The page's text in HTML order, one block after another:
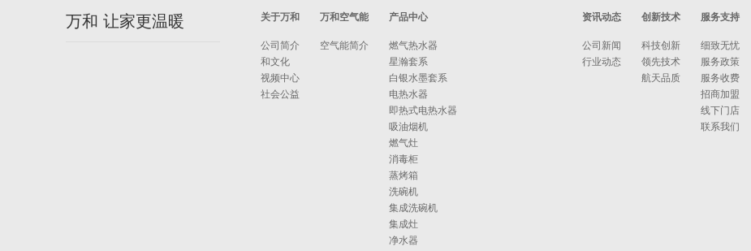
万和 让家更温暖 关于万和
公司简介
和文化
视频中心
社会公益
万和空气能
空气能简介
产品中心
燃气热水器
星瀚套系
白银水墨套系
电热水器
即热式电热水器
吸油烟机
燃气灶
消毒柜
蒸烤箱
洗碗机
集成洗碗机
集成灶
净水器
资讯动态
公司新闻
行业动态
创新技术
科技创新
领先技术
航天品质
服务支持
细致无忧
服务政策
服务收费
招商加盟
线下门店
联系我们